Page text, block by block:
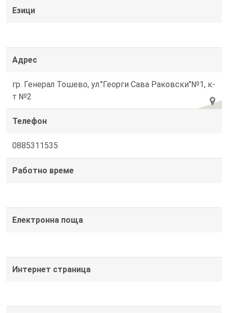
Езици
Адрес
гр. Генерал Тошево, ул."Георги Сава Раковски"№1, к-
т №2
Телефон
0885311535
Работно време
Електронна поща
Интернет страница